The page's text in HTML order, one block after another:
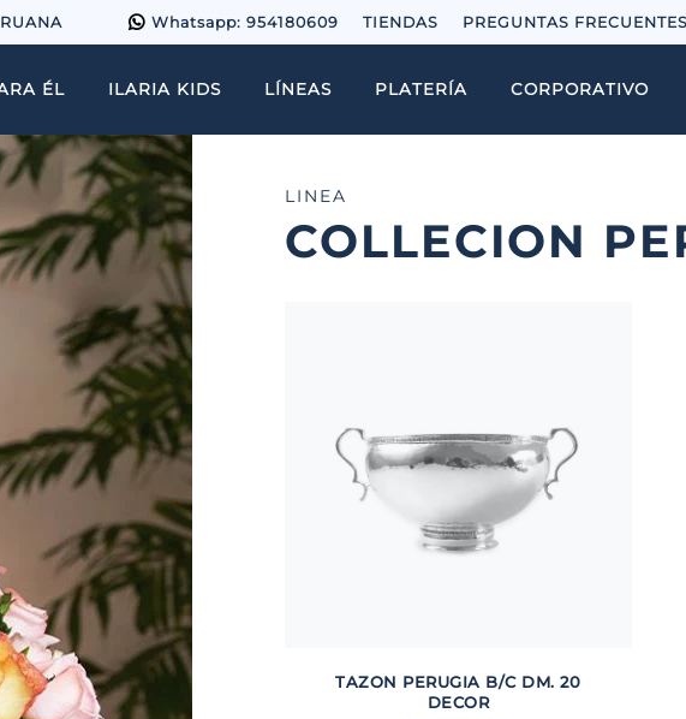
Whatsapp: 954180609 TIENDAS PREGUNTAS FRECUENTES
ÉL ILARIA KIDS LÍNEAS PLATERÍA CORPORATIVO
LINEA
COLLECION
TAZON PERUGIA B/C DM. 20
DECOR